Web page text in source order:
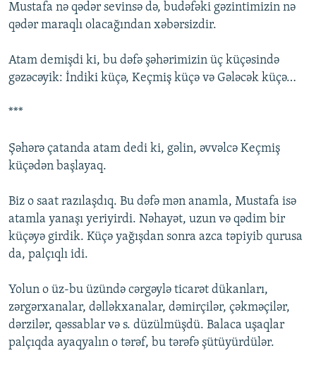
Mustafa nə qədər sevinsə də, budəfəki gəzintimizin nə
qədər maraqlı olacağından xəbərsizdir.
Atam demişdi ki, bu dəfə şəhərimizin üç küçəsində
gəzəcəyik: İndiki küçə, Keçmiş küçə və Gələcək küçə…
***
Şəhərə çatanda atam dedi ki, gəlin, əvvəlcə Keçmiş
küçədən başlayaq.
Biz o saat razılaşdıq. Bu dəfə mən anamla, Mustafa isə
atamla yanaşı yeriyirdi. Nəhayət, uzun və qədim bir
küçəyə girdik. Küçə yağışdan sonra azca təpiyib qurusa
da, palçıqlı idi.
Yolun o üz-bu üzündə cərgəylə ticarət dükanları,
zərgərxanalar, dəlləkxanalar, dəmirçilər, çəkməçilər,
dərzilər, qəssablar və s. düzülmüşdü. Balaca uşaqlar
palçıqda ayaqyalın o tərəf, bu tərəfə şütüyürdülər.